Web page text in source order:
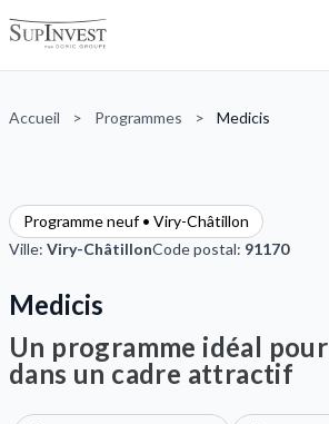
Accueil > Programmes > Medicis
Programme neuf • Viry-Châtillon
Ville: Viry-ChâtillonCode postal: 91170
Medicis
Un programme idéal
dans un cadre attractif